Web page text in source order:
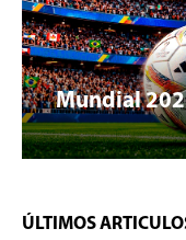
Mundial
ÚLTIMOS